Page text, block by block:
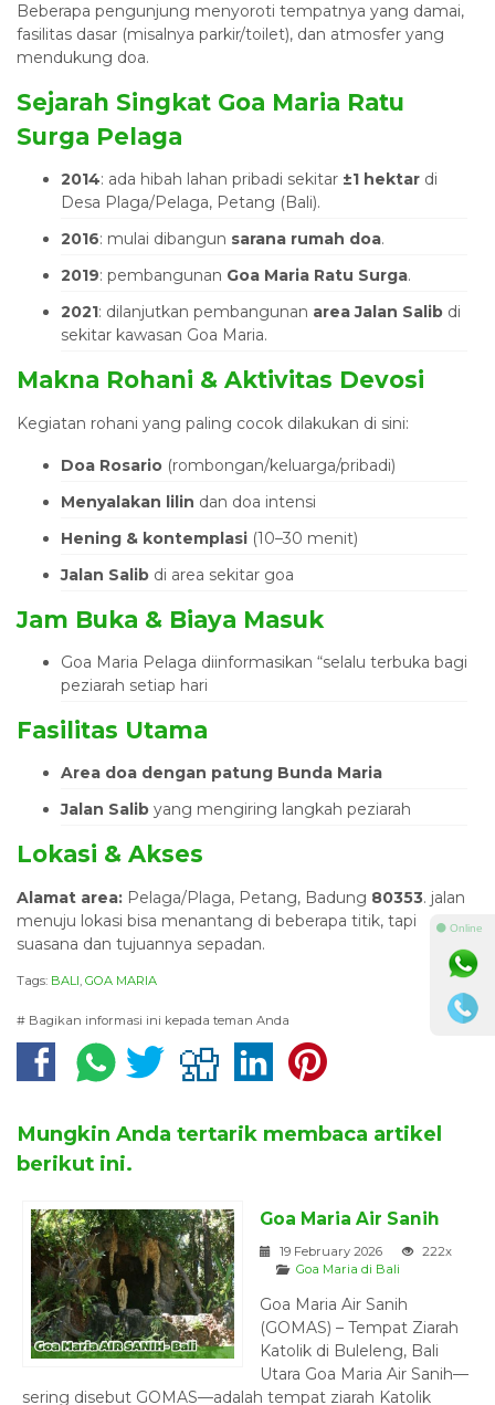
Beberapa pengunjung menyoroti tempatnya yang damai,
fasilitas dasar (misalnya parkir/toilet), dan atmosfer yang
mendukung doa.
Sejarah Singkat Goa Maria Ratu
Surga Pelaga
2014: ada hibah lahan pribadi sekitar ±1 hektar di
Desa Plaga/Pelaga, Petang (Bali).
2016: mulai dibangun sarana rumah doa.
2019: pembangunan Goa Maria Ratu Surga.
2021: dilanjutkan pembangunan area Jalan Salib di
sekitar kawasan Goa Maria.
Makna Rohani & Aktivitas Devosi
Kegiatan rohani yang paling cocok dilakukan di sini:
Doa Rosario (rombongan/keluarga/pribadi)
Menyalakan lilin dan doa intensi
Hening & kontemplasi (10–30 menit)
Jalan Salib di area sekitar goa
Jam Buka & Biaya Masuk
Goa Maria Pelaga diinformasikan “selalu terbuka bagi
peziarah setiap hari
Fasilitas Utama
Area doa dengan patung Bunda Maria
Jalan Salib yang mengiring langkah peziarah
Lokasi & Akses
Alamat area: Pelaga/Plaga, Petang, Badung 80353. jalan
menuju lokasi bisa menantang di beberapa titik, tapi
suasana dan tujuannya sepadan.
Tags: BALI, GOA MARIA
# Bagikan informasi ini kepada teman Anda
Mungkin Anda tertarik membaca artikel
berikut ini.
Goa Maria Air Sanih
19 February 2026
222x
Goa Maria di Bali
Goa Maria Air Sanih
(GOMAS) – Tempat Ziarah
Katolik di Buleleng, Bali
Utara Goa Maria Air Sanih—
sering disebut GOMAS—adalah tempat ziarah Katolik
⚫ Online